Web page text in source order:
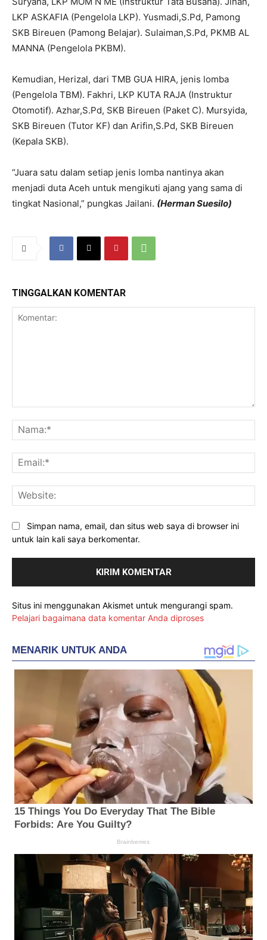
LKP ASKAFIA (Pengelola LKP). Yusmadi,S.Pd, Pamong
SKB Bireuen (Pamong Belajar). Sulaiman,S.Pd, PKMB AL
MANNA (Pengelola PKBM).
Kemudian, Herizal, dari TMB GUA HIRA, jenis lomba
(Pengelola TBM). Fakhri, LKP KUTA RAJA (Instruktur
Otomotif). Azhar,S.Pd, SKB Bireuen (Paket C). Mursyida,
SKB Bireuen (Tutor KF) dan Arifin,S.Pd, SKB Bireuen
(Kepala SKB).
“Juara satu dalam setiap jenis lomba nantinya akan
menjadi duta Aceh untuk mengikuti ajang yang sama di
tingkat Nasional,” pungkas Jailani. (Herman Suesilo)
TINGGALKAN KOMENTAR
Simpan nama, email, dan situs web saya di browser ini
untuk lain kali saya berkomentar.
Situs ini menggunakan Akismet untuk mengurangi spam.
Pelajari bagaimana data komentar Anda diproses